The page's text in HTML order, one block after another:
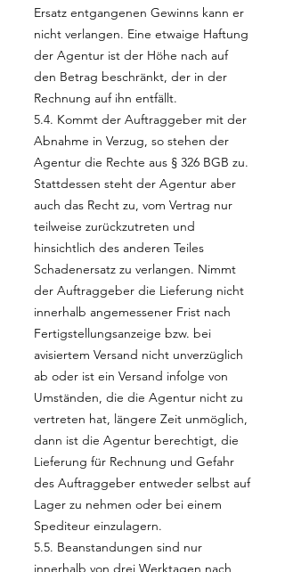
Ersatz entgangenen Gewinns kann er
nicht verlangen. Eine etwaige Haftung
der Agentur ist der Höhe nach auf
den Betrag beschränkt, der in der
Rechnung auf ihn entfällt.
5.4. Kommt der Auftraggeber mit der
Abnahme in Verzug, so stehen der
Agentur die Rechte aus § 326 BGB zu.
Stattdessen steht der Agentur aber
auch das Recht zu, vom Vertrag nur
teilweise zurückzutreten und
hinsichtlich des anderen Teiles
Schadenersatz zu verlangen. Nimmt
der Auftraggeber die Lieferung nicht
innerhalb angemessener Frist nach
Fertigstellungsanzeige bzw. bei
avisiertem Versand nicht unverzüglich
ab oder ist ein Versand infolge von
Umständen, die die Agentur nicht zu
vertreten hat, längere Zeit unmöglich,
dann ist die Agentur berechtigt, die
Lieferung für Rechnung und Gefahr
des Auftraggeber entweder selbst auf
Lager zu nehmen oder bei einem
Spediteur einzulagern.
5.5. Beanstandungen sind nur
innerhalb von drei Werktagen nach